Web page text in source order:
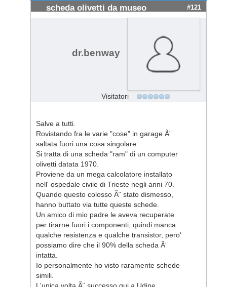
scheda olivetti da museo #121
dr.benway
Visitatori
Salve a tutti.
Rovistando fra le varie "cose" in garage Ã¨
saltata fuori una cosa singolare.
Si tratta di una scheda "ram" di un computer
olivetti datata 1970.
Proviene da un mega calcolatore installato
nell' ospedale civile di Trieste negli anni 70.
Quando questo colosso Ã¨ stato dismesso,
hanno buttato via tutte queste schede.
Un amico di mio padre le aveva recuperate
per tirarne fuori i componenti, quindi manca
qualche resistenza e qualche transistor, pero'
possiamo dire che il 90% della scheda Ã¨
intatta.
Io personalmente ho visto raramente schede
simili.